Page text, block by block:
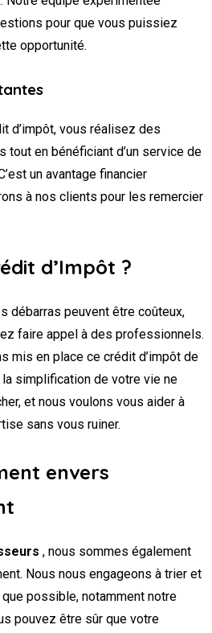
pour que vous puissiez
opportunité.
d’impôt, vous réalisez des
tout en bénéficiant d’un service de
un avantage financier
à nos clients pour les remercier
d’Impôt ?
débarras peuvent être coûteux,
faire appel à des professionnels.
mis en place ce crédit d’impôt de
simplification de votre vie ne
et nous voulons vous aider à
sans vous ruiner.
envers
, nous sommes également
Nous nous engageons à trier et
que possible, notamment notre
pouvez être sûr que votre